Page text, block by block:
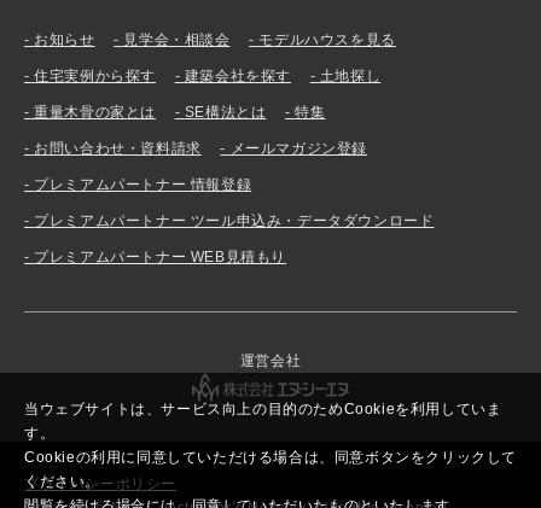
当ウェブサイトは、サービス向上の目的のためCookieを利用していま
す。
Cookieの利用に同意していただける場合は、同意ボタンをクリックして
ください。
お知らせ 見学会・相談会 モデルハウスを見る
住宅実例から探す 建築会社を探す 土地探し
重量木骨の家とは SE構法とは 特集
お問い合わせ・資料請求 メールマガジン登録
プレミアムパートナー 情報登録
プレミアムパートナー ツール申込み・データダウンロード
プレミアムパートナー WEB見積もり
運営会社
プライバシーポリシー